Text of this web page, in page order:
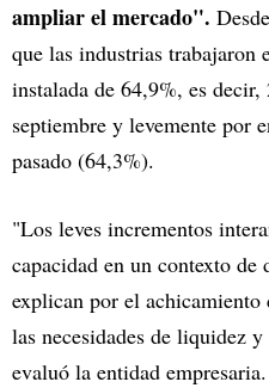
ampliar el mercado".
que las industrias trabajaron
instalada de 64,9%, es
septiembre y levemente por
pasado (64,3%).
"Los leves incrementos
capacidad en un contexto de
explican por el
las necesidades de liquidez
evaluó la entidad empresaria.